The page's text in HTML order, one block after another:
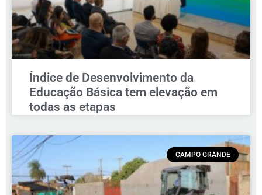
Índice de Desenvolvimento da
Educação Básica tem elevação em
todas as etapas
CAMPO GRANDE